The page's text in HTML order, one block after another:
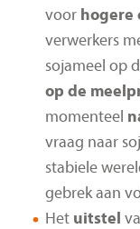
voor hogere
verwerkers
sojameel op
op de
momenteel
vraag naar
stabiele
gebrek aan
Het uitstel